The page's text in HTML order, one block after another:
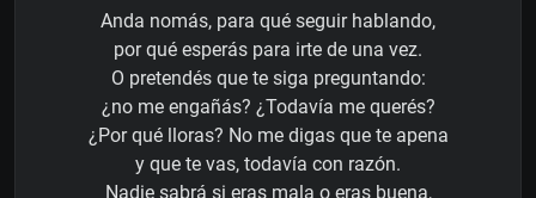
Anda nomás, para qué seguir hablando,
por qué esperás para irte de una vez.
O pretendés que te siga preguntando:
¿no me engañás? ¿Todavía me querés?
¿Por qué lloras? No me digas que te apena
y que te vas, todavía con razón.
Nadie sabrá si eras mala o eras buena,